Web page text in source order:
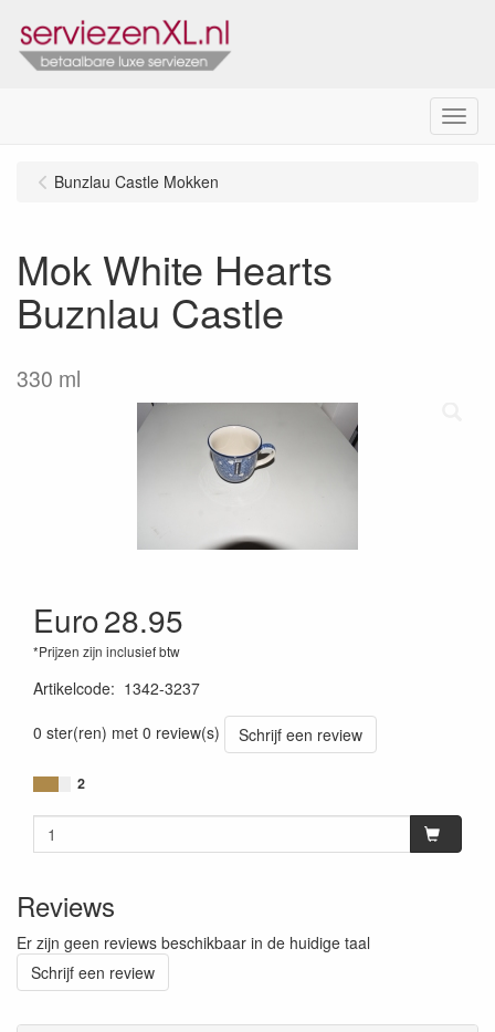
Menu
Bunzlau Castle Mokken
Mok White Hearts
Buznlau Castle
330 ml
Euro28.95
*Prijzen zijn inclusief btw
Artikelcode: 1342-3237
0 ster(ren) met 0 review(s)
Schrijf een review
2
Reviews
Er zijn geen reviews beschikbaar in de huidige taal
Schrijf een review